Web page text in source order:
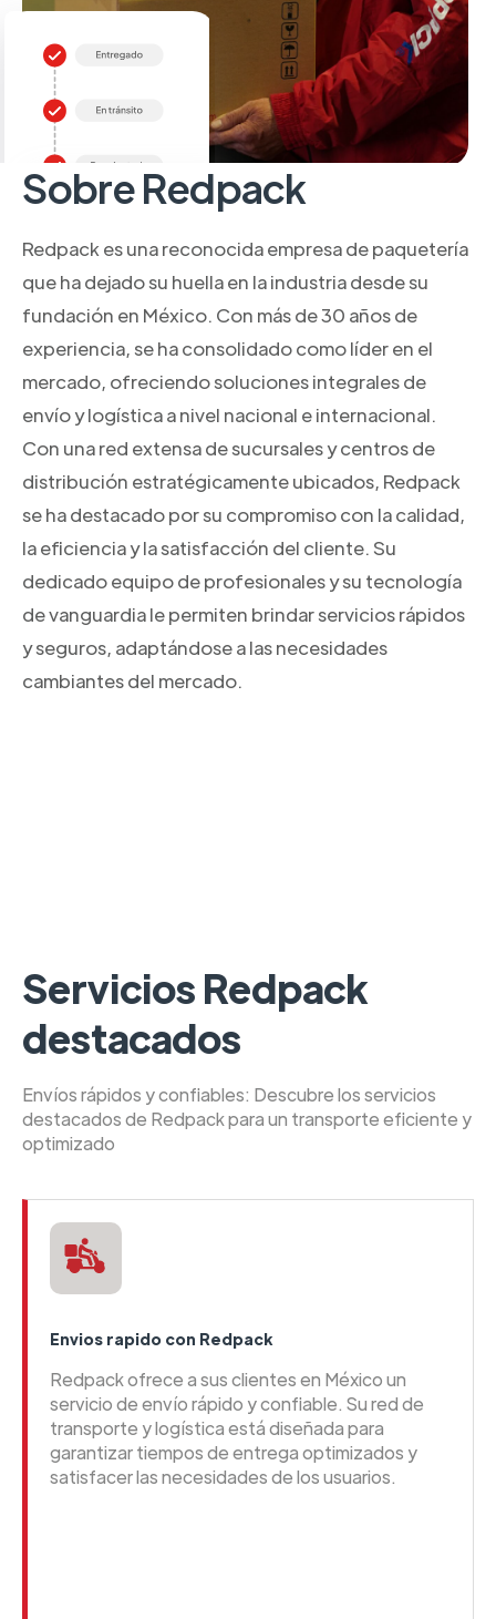
Sobre Redpack
Redpack es una reconocida empresa de paquetería
que ha dejado su huella en la industria desde su
fundación en México. Con más de 30 años de
experiencia, se ha consolidado como líder en el
mercado, ofreciendo soluciones integrales de
envío y logística a nivel nacional e internacional.
Con una red extensa de sucursales y centros de
distribución estratégicamente ubicados, Redpack
se ha destacado por su compromiso con la calidad,
la eficiencia y la satisfacción del cliente. Su
dedicado equipo de profesionales y su tecnología
de vanguardia le permiten brindar servicios rápidos
y seguros, adaptándose a las necesidades
cambiantes del mercado.
Servicios Redpack
destacados
Envíos rápidos y confiables: Descubre los servicios
destacados de Redpack para un transporte eficiente y
optimizado
Envios rapido con Redpack
Redpack ofrece a sus clientes en México un
servicio de envío rápido y confiable. Su red de
transporte y logística está diseñada para
garantizar tiempos de entrega optimizados y
satisfacer las necesidades de los usuarios.